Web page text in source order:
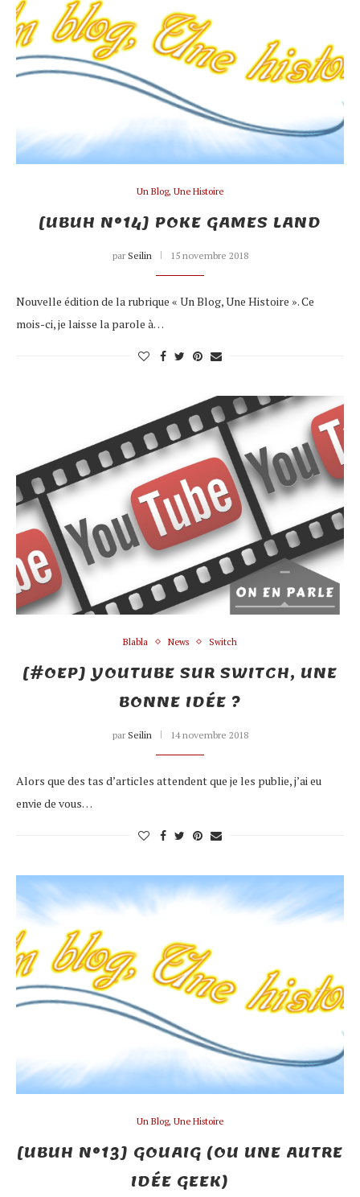
Un Blog, Une Histoire
[UBUH N°14] POKE GAMES LAND
par Seilin 15 novembre 2018
Nouvelle édition de la rubrique « Un Blog, Une Histoire ». Ce
mois-ci, je laisse la parole à…
Blabla News Switch
[#OEP] YOUTUBE SUR SWITCH, UNE
BONNE IDÉE ?
par Seilin 14 novembre 2018
Alors que des tas d’articles attendent que je les publie, j’ai eu
envie de vous…
Un Blog, Une Histoire
[UBUH N°13] GOUAIG (OU UNE AUTRE
IDÉE GEEK)